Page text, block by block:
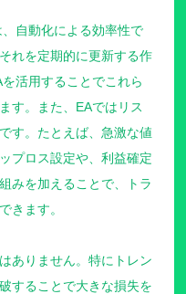
自動化による効率性で
れを定期的に更新する作
活用することでこれら
す。また、EAではリス
す。たとえば、急激な値
プロス設定や、利益確定
みを加えることで、トラ
きます。
ありません。特にトレン
することで大きな損失を